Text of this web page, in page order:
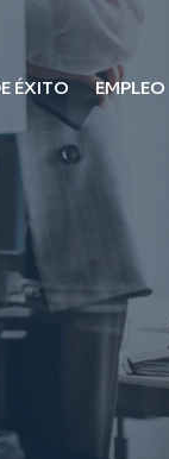
ÉXITO EMPLEO